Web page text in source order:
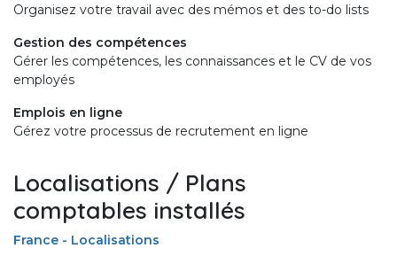
Organisez votre travail avec des mémos et des to-do lists
Gestion des compétences
Gérer les compétences, les connaissances et le CV de vos
employés
Emplois en ligne
Gérez votre processus de recrutement en ligne
Localisations / Plans
comptables installés
France - Localisations